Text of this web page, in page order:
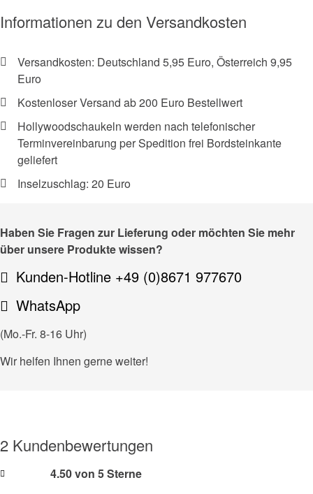
Informationen zu den Versandkosten
Versandkosten: Deutschland 5,95 Euro, Österreich 9,95
Euro
Kostenloser Versand ab 200 Euro Bestellwert
Hollywoodschaukeln werden nach telefonischer
Terminvereinbarung per Spedition frei Bordsteinkante
geliefert
Inselzuschlag: 20 Euro
Haben Sie Fragen zur Lieferung oder möchten Sie mehr
über unsere Produkte wissen?
Kunden-Hotline +49 (0)8671 977670
WhatsApp
(Mo.-Fr. 8-16 Uhr)
Wir helfen Ihnen gerne weiter!
2 Kundenbewertungen
4.50 von 5 Sterne